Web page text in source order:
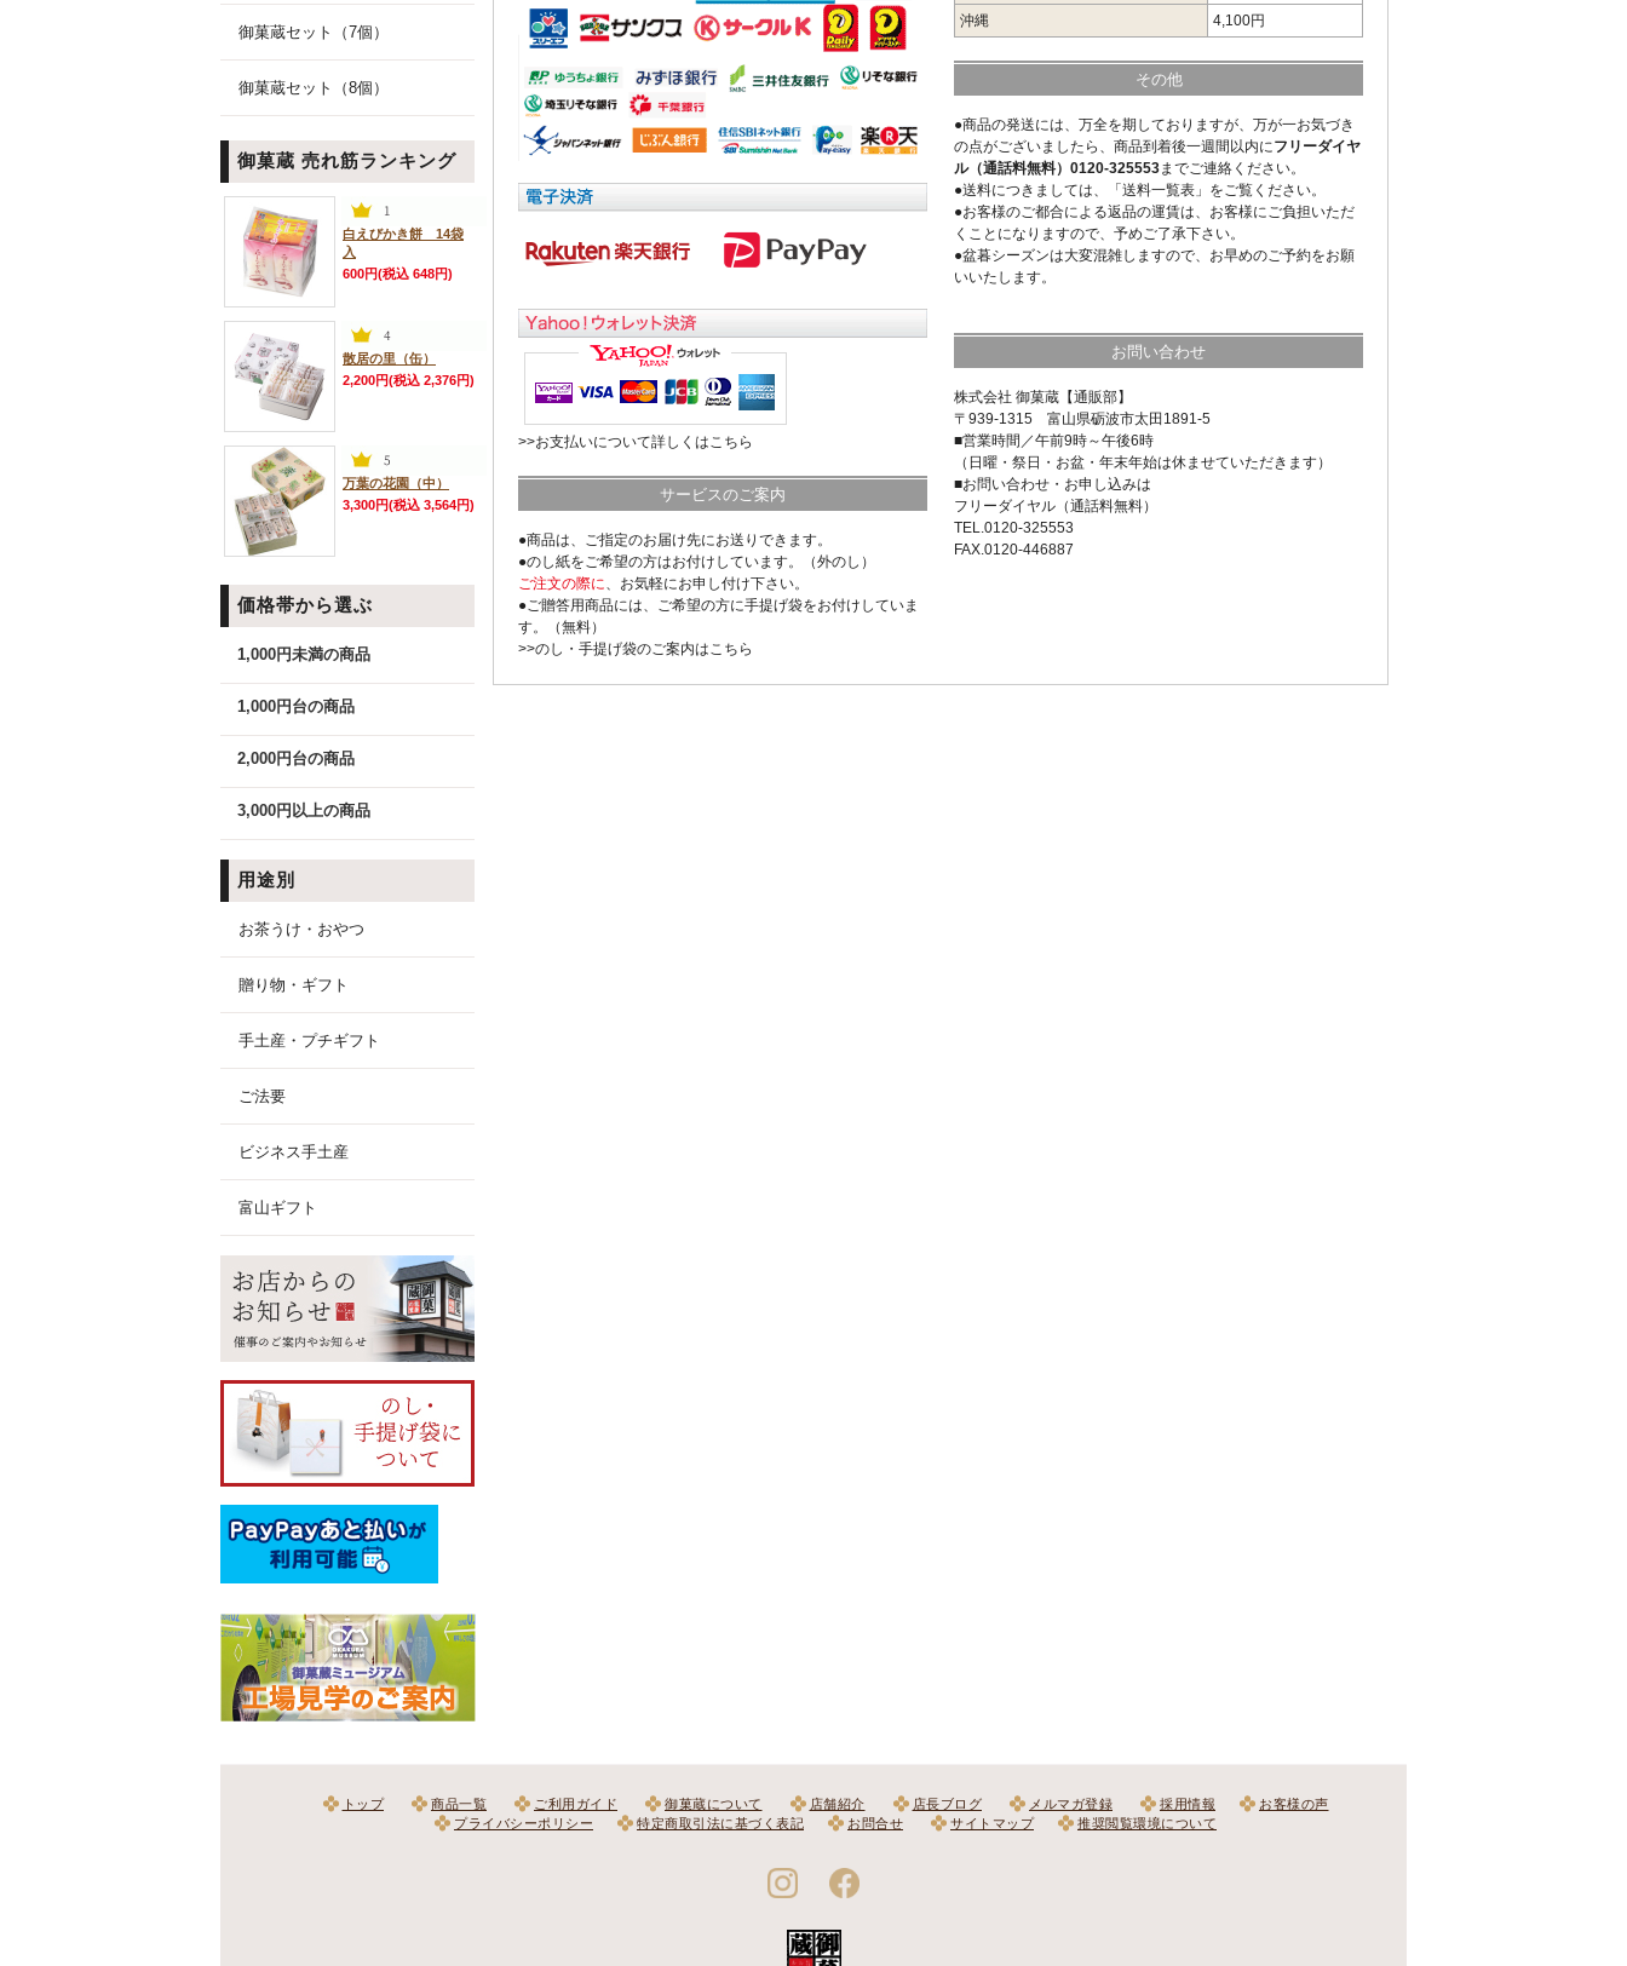
御菓蔵セット（7個）
御菓蔵セット（8個）
御菓蔵 売れ筋ランキング
白えびかき餅 14袋
入
600円(税込 648円)
散居の里（缶）
2,200円(税込 2,376円)
万葉の花園（中）
3,300円(税込 3,564円)
価格帯から選ぶ
1,000円未満の商品
1,000円台の商品
2,000円台の商品
3,000円以上の商品
用途別
お茶うけ・おやつ
贈り物・ギフト
手土産・プチギフト
ご法要
ビジネス手土産
富山ギフト
>>お支払いについて詳しくはこちら
サービスのご案内
●商品は、ご指定のお届け先にお送りできます。
●のし紙をご希望の方はお付けしています。（外のし）
ご注文の際に、お気軽にお申し付け下さい。
●ご贈答用商品には、ご希望の方に手提げ袋をお付けしていま
す。（無料）
>>のし・手提げ袋のご案内はこちら
沖縄
4,100円
その他
●商品の発送には、万全を期しておりますが、万が一お気づき
の点がございましたら、商品到着後一週間以内にフリーダイヤ
ル（通話料無料）0120-325553までご連絡ください。
●送料につきましては、「送料一覧表」をご覧ください。
●お客様のご都合による返品の運賃は、お客様にご負担いただ
くことになりますので、予めご了承下さい。
●盆暮シーズンは大変混雑しますので、お早めのご予約をお願
いいたします。
お問い合わせ
株式会社 御菓蔵【通販部】
〒939-1315 富山県砺波市太田1891-5
■営業時間／午前9時～午後6時
（日曜・祭日・お盆・年末年始は休ませていただきます）
■お問い合わせ・お申し込みは
フリーダイヤル（通話料無料）
TEL.0120-325553
FAX.0120-446887
トップ 商品一覧 ご利用ガイド 御菓蔵について 店舗紹介 店長ブログ メルマガ登録 採用情報
お客様の声
プライバシーポリシー
特定商取引法に基づく表記 お問合せ サイトマップ 推奨閲覧環境について